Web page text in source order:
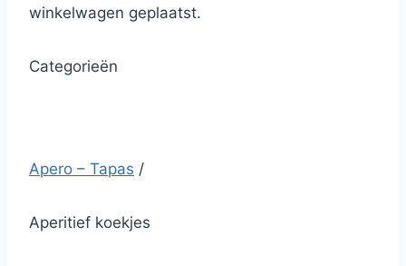
winkelwagen geplaatst.
Categorieën
Apero – Tapas /
Aperitief koekjes